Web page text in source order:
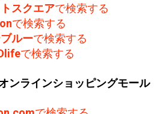
スクエアで検索する
で検索する
ルーで検索する
で検索する
ンラインショッピングモール